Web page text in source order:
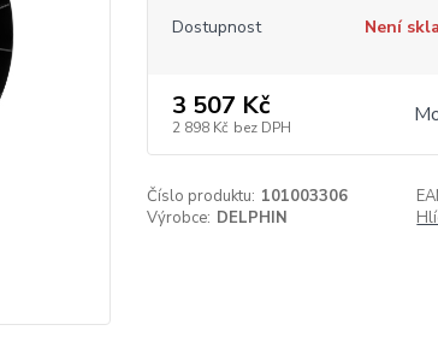
Dostupnost Není
3 507 Kč
2 898 Kč bez DPH
Číslo produktu: 101003306
Výrobce: DELPHIN